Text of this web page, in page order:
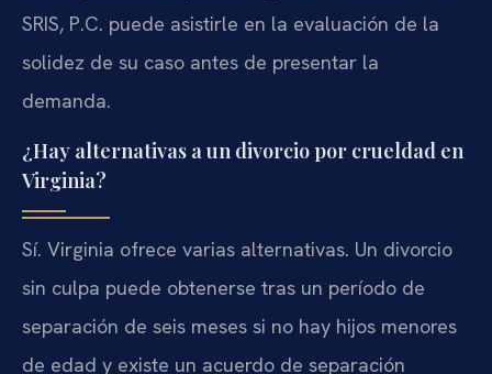
SRIS, P.C. puede asistirle en la evaluación de la
solidez de su caso antes de presentar la
demanda.
¿Hay alternativas a un divorcio por crueldad en
Virginia?
Sí. Virginia ofrece varias alternativas. Un divorcio
sin culpa puede obtenerse tras un período de
separación de seis meses si no hay hijos menores
de edad y existe un acuerdo de separación